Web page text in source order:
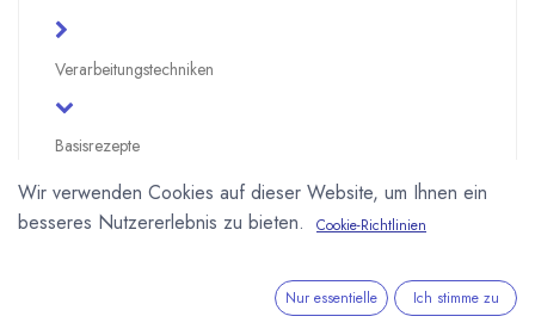
Verarbeitungstechniken
Basisrezepte
Sahne- und Butterganache
Wir verwenden Cookies auf dieser Website, um Ihnen ein
besseres Nutzererlebnis zu bieten.
Cookie-Richtlinien
Nur essentielle Ich stimme zu